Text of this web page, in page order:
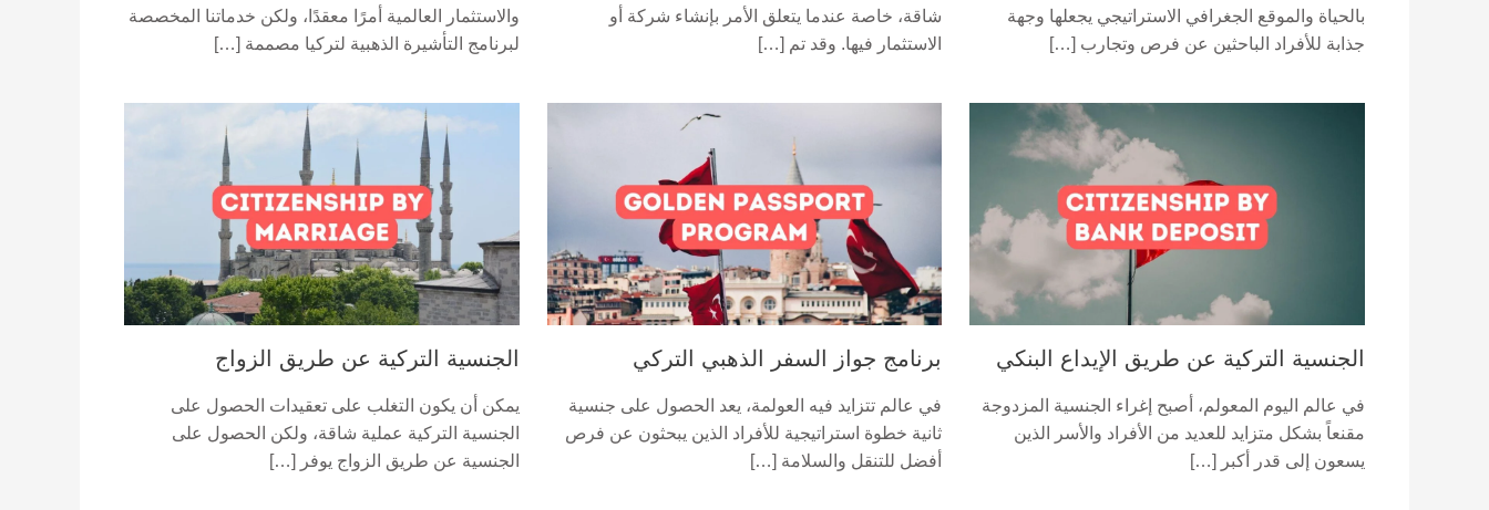
بالحياة والموقع الجغرافي الاستراتيجي يجعلها وجهة
جذابة للأفراد الباحثين عن فرص وتجارب […]
شاقة، خاصة عندما يتعلق الأمر بإنشاء شركة أو
الاستثمار فيها. وقد تم […]
والاستثمار العالمية أمرًا معقدًا، ولكن خدماتنا المخصصة
لبرنامج التأشيرة الذهبية لتركيا مصممة […]
الجنسية التركية عن طريق الإيداع البنكي
في عالم اليوم المعولم، أصبح إغراء الجنسية المزدوجة
مقنعاً بشكل متزايد للعديد من الأفراد والأسر الذين
يسعون إلى قدر أكبر […]
برنامج جواز السفر الذهبي التركي
في عالم تتزايد فيه العولمة، يعد الحصول على جنسية
ثانية خطوة استراتيجية للأفراد الذين يبحثون عن فرص
أفضل للتنقل والسلامة […]
الجنسية التركية عن طريق الزواج
يمكن أن يكون التغلب على تعقيدات الحصول على
الجنسية التركية عملية شاقة، ولكن الحصول على
الجنسية عن طريق الزواج يوفر […]